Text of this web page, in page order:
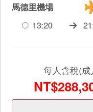
馬德里機場
13:20
每人含稅(成